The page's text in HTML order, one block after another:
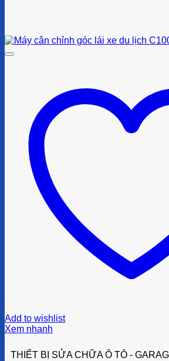
Add to wishlist
Xem nhanh
THIẾT BỊ SỬA CHỮA Ô TÔ -